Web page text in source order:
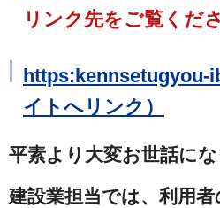
リンク先をご覧くださ
https:kennsetugyou-
イトへリンク）
平素より大変お世話にな
建設業担当では、利用